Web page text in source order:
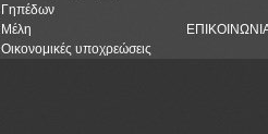
Γηπέδων
Μέλη
Οικονομικές υποχρεώσεις